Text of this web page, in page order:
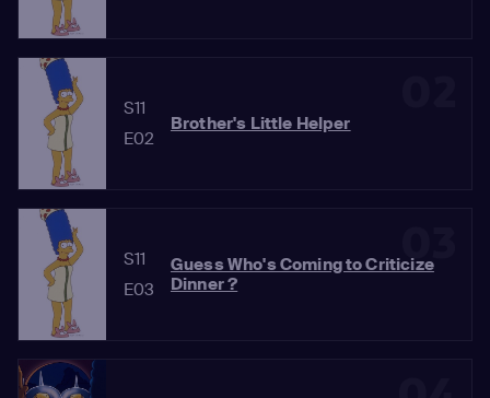
S11
E02
Brother's Little Helper
03
S11
E03
Guess Who's Coming to Criticize
Dinner ?